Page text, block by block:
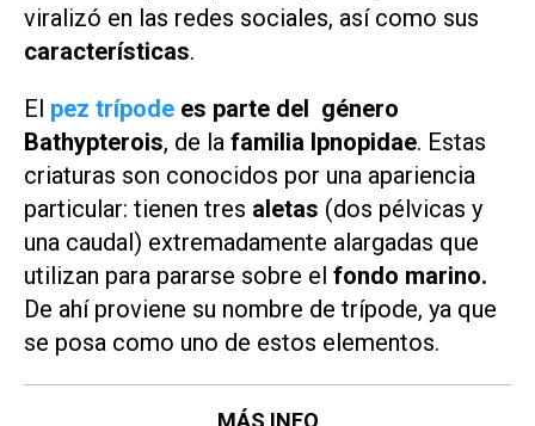
viralizó en las redes sociales, así como sus
características.
El pez trípode es parte del género
Bathypterois, de la familia Ipnopidae. Estas
criaturas son conocidos por una apariencia
particular: tienen tres aletas (dos pélvicas y
una caudal) extremadamente alargadas que
utilizan para pararse sobre el fondo marino.
De ahí proviene su nombre de trípode, ya que
se posa como uno de estos elementos.
MÁS INFO